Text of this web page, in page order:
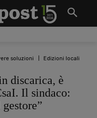
soluzioni
Edizioni locali
discarica, è
Il sindaco: